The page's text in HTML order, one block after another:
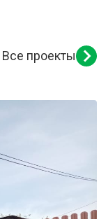
Все проекты